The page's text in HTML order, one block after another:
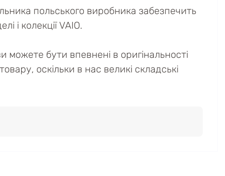
польського виробника забезпечить
і колекції VAIO.
бути впевнені в оригінальності
оскільки в нас великі складські